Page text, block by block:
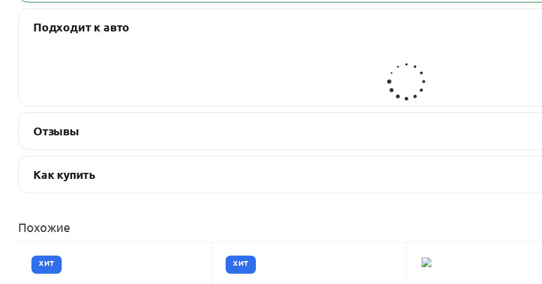
Подходит к авто
Отзывы
Как купить
Похожие
ХИТ ХИТ